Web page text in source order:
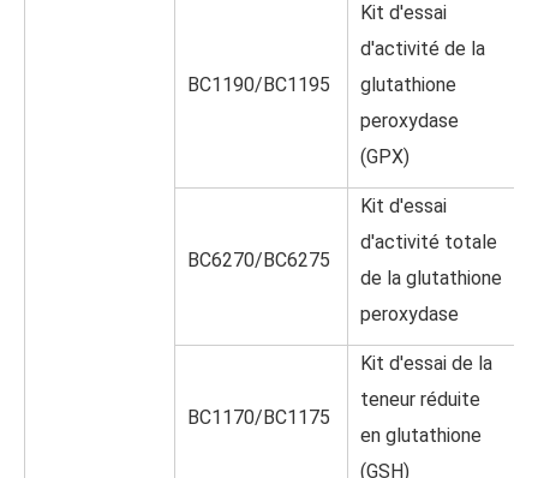
BC1190/BC1195
Kit d'essai
d'activité de la
glutathione
peroxydase
(GPX)
BC6270/BC6275
Kit d'essai
d'activité totale
de la glutathione
peroxydase
BC1170/BC1175
Kit d'essai de la
teneur réduite
en glutathione
(GSH)